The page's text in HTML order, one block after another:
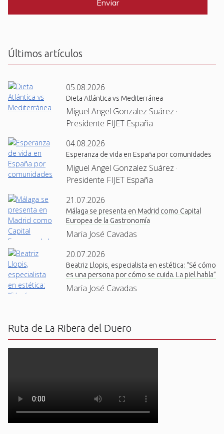
C
Últimos artículos
05.08.2026
Dieta Atlántica vs Mediterránea
Miguel Angel Gonzalez Suárez ·
Presidente FIJET España
04.08.2026
Esperanza de vida en España por comunidades
Miguel Angel Gonzalez Suárez ·
Presidente FIJET España
21.07.2026
Málaga se presenta en Madrid como Capital
Europea de la Gastronomía
Maria José Cavadas
20.07.2026
Beatriz Llopis, especialista en estética: “Sé cómo
es una persona por cómo se cuida. La piel habla”
Maria José Cavadas
Ruta de La Ribera del Duero